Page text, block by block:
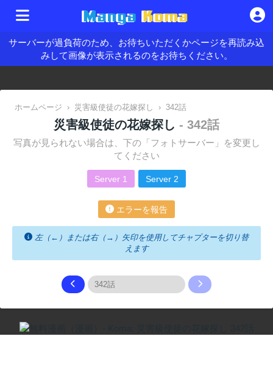
サーバーが過負荷のため、お待ちいただくかページを再読み込
みして画像が表示されるのをお待ちください。
ホームページ › 災害級使徒の花嫁探し › 342話
災害級使徒の花嫁探し - 342話
写真が見られない場合は、下の「フォトサーバー」を変更し
てください
Server 1 Server 2
エラーを報告
左（←）または右（→）矢印を使用してチャプターを切り替
えます